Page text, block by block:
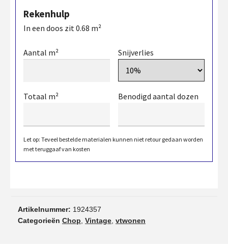
Rekenhulp
In een doos zit0.68 m²
Aantal m² Snijverlies
Totaal m² Benodigd aantal dozen
Let op: Teveel bestelde materialen kunnen niet retour gedaan worden
met teruggaaf van kosten
Artikelnummer: 1924357
Categorieën Chop Vintage vtwonen